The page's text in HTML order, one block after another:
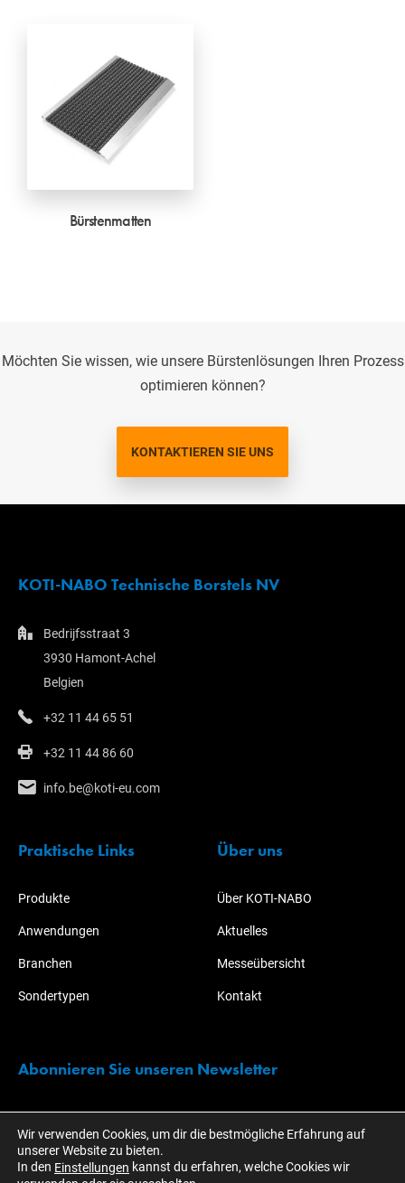
Bürstenmatten
Möchten Sie wissen, wie unsere Bürstenlösungen Ihren Prozess
optimieren können?
KONTAKTIEREN SIE UNS
KOTI-NABO Technische Borstels NV
Bedrijfsstraat 3
3930 Hamont-Achel
Belgien
+32 11 44 65 51
+32 11 44 86 60
info.be@koti-eu.com
Praktische Links
Produkte
Anwendungen
Branchen
Sondertypen
Über uns
Über KOTI-NABO
Aktuelles
Messeübersicht
Kontakt
Abonnieren Sie unseren Newsletter
KOTI informiert!
Wir verwenden Cookies, um dir die bestmögliche Erfahrung auf
unserer Website zu bieten.
In den Einstellungen kannst du erfahren, welche Cookies wir